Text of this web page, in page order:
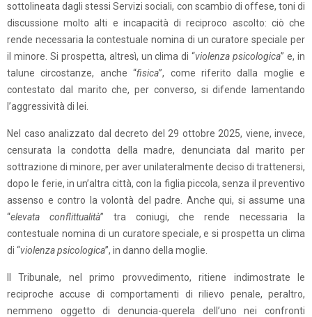
sottolineata dagli stessi Servizi sociali, con scambio di offese, toni di
discussione molto alti e incapacità di reciproco ascolto: ciò che
rende necessaria la contestuale nomina di un curatore speciale per
il minore. Si prospetta, altresì, un clima di “violenza psicologica” e, in
talune circostanze, anche “fisica”, come riferito dalla moglie e
contestato dal marito che, per converso, si difende lamentando
l’aggressività di lei.
Nel caso analizzato dal decreto del 29 ottobre 2025, viene, invece,
censurata la condotta della madre, denunciata dal marito per
sottrazione di minore, per aver unilateralmente deciso di trattenersi,
dopo le ferie, in un’altra città, con la figlia piccola, senza il preventivo
assenso e contro la volontà del padre. Anche qui, si assume una
“elevata conflittualità” tra coniugi, che rende necessaria la
contestuale nomina di un curatore speciale, e si prospetta un clima
di “violenza psicologica”, in danno della moglie.
Il Tribunale, nel primo provvedimento, ritiene indimostrate le
reciproche accuse di comportamenti di rilievo penale, peraltro,
nemmeno oggetto di denuncia-querela dell’uno nei confronti